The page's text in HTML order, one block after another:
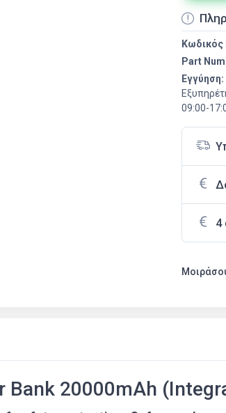
Part
Εγγύηση:
09:00-
4
Bank 20000mAh